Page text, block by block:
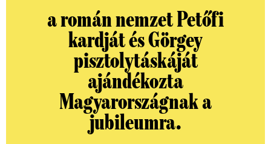
a román nemzet Petőfi
kardját és Görgey
pisztolytáskáját
ajándékozta
Magyarországnak a
jubileumra.